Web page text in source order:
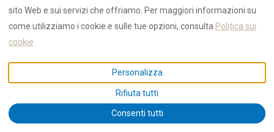
Si può andare a Spiaggia Rosa Budelli?
Quanto costa entrare a La Pelosa?
Cala Goloritzé come si prenota?
sito Web e sui servizi che offriamo. Per maggiori informazioni su
come utilizziamo i cookie e sulle tue opzioni, consulta Politica sui
cookie
Personalizza
Rifiuta tutti
Consenti tutti